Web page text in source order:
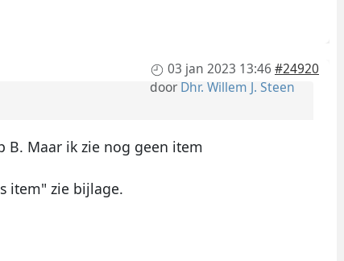
03 jan 2023 13:46 #24920
doorDhr. Willem J. Steen
Maar ik zie nog geen item
item" zie bijlage.